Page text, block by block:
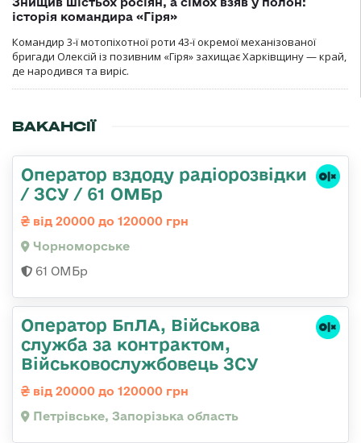
історія командира «Гіря»
Командир 3-ї мотопіхотної роти 43-ї окремої механізованої
бригади Олексій із позивним «Гіря» захищає Харківщину — край,
де народився та виріс.
ВАКАНСІЇ
Оператор вздоду радіорозвідки
/ ЗСУ / 61 ОМБр
від 20000 до 120000 грн
Чорноморське
61 ОМБр
Оператор БпЛА, Військова
служба за контрактом,
Військовослужбовець ЗСУ
від 20000 до 120000 грн
Петрівське, Запорізька область